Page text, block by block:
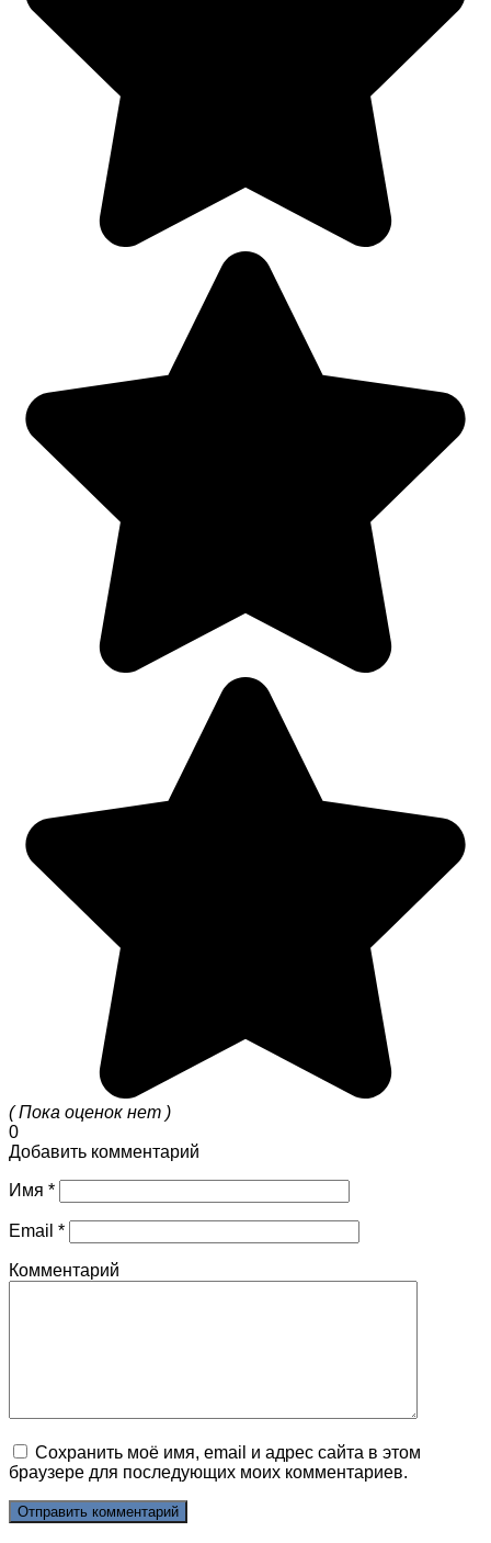
( Пока оценок нет )
0
Добавить комментарий
Имя *
Email *
Комментарий
Сохранить моё имя, email и адрес сайта в этом
браузере для последующих моих комментариев.